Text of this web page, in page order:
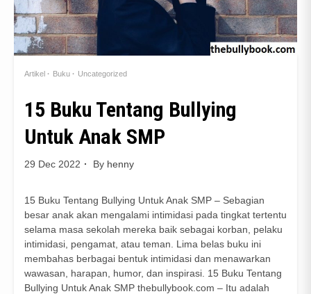
Artikel Buku Uncategorized
15 Buku Tentang Bullying
Untuk Anak SMP
29 Dec 2022 By henny
15 Buku Tentang Bullying Untuk Anak SMP – Sebagian
besar anak akan mengalami intimidasi pada tingkat tertentu
selama masa sekolah mereka baik sebagai korban, pelaku
intimidasi, pengamat, atau teman. Lima belas buku ini
membahas berbagai bentuk intimidasi dan menawarkan
wawasan, harapan, humor, dan inspirasi. 15 Buku Tentang
Bullying Untuk Anak SMP thebullybook.com – Itu adalah